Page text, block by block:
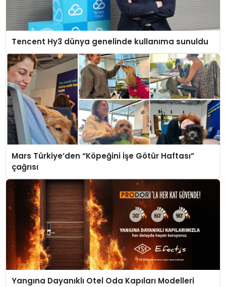
Tencent Hy3 dünya genelinde kullanıma sunuldu
Mars Türkiye’den “Köpeğini İşe Götür Haftası”
çağrısı
Yangına Dayanıklı Otel Oda Kapıları Modelleri